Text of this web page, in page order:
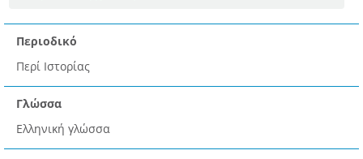
Περιοδικό
Περί Ιστορίας
Γλώσσα
Ελληνική γλώσσα